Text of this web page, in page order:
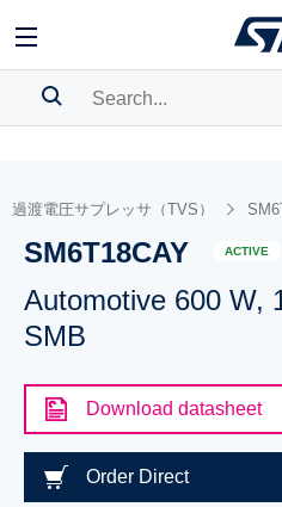
BOOKMARK
Pleaselog into show your
過渡電圧サプレッサ（TVS）
SM6T18CAY ACTIVE
Automotive 600 W,
SMB
Download datasheet
Order Direct